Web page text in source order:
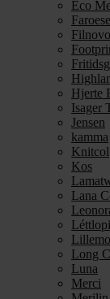
Eco
Filnovo
Hjerte
Isager
Jensen
kamma
Knitcol
Kos
Lana
Léttlopi
Long
Luna
Merci